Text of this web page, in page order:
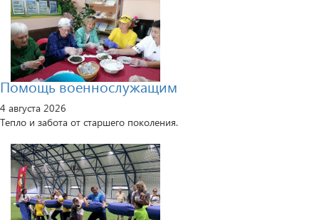
Помощь военнослужащим
4 августа 2026
Тепло и забота от старшего поколения.